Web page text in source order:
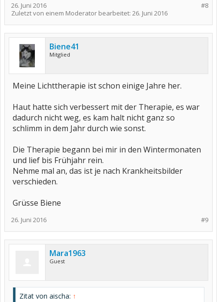
#8
26. Juni 2016
Zuletzt von einem Moderator bearbeitet: 26. Juni 2016
Biene41
Mitglied
Meine Lichttherapie ist schon einige Jahre her.
Haut hatte sich verbessert mit der Therapie, es war
dadurch nicht weg, es kam halt nicht ganz so
schlimm in dem Jahr durch wie sonst.
Die Therapie begann bei mir in den Wintermonaten
und lief bis Frühjahr rein.
Nehme mal an, das ist je nach Krankheitsbilder
verschieden.
Grüsse Biene
#9
26. Juni 2016
Mara1963
Guest
Zitat von aischa: ↑